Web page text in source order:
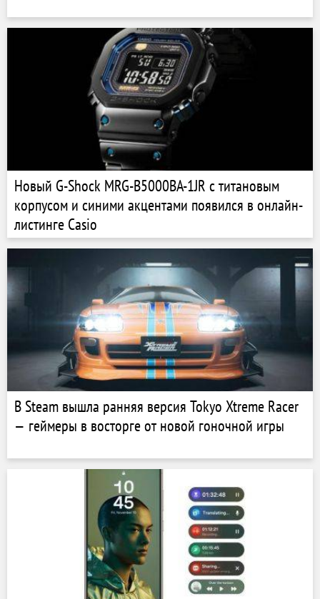
Новый G-Shock MRG-B5000BA-1JR с титановым
корпусом и синими акцентами появился в онлайн-
листинге Casio
В Steam вышла ранняя версия Tokyo Xtreme Racer
— геймеры в восторге от новой гоночной игры